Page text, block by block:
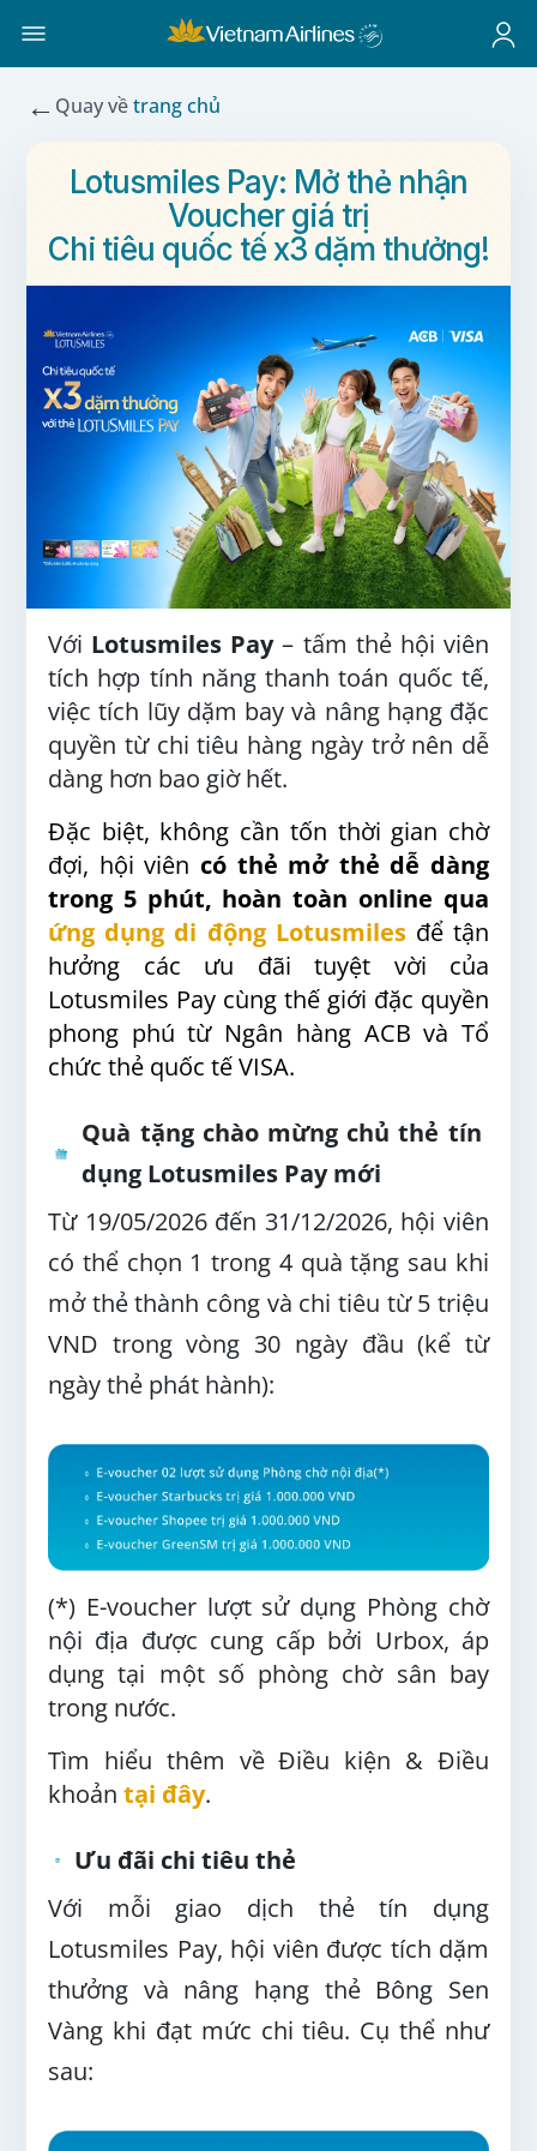
← Quay vềtrang chủ
Lotusmiles Pay: Mở thẻ nhận
Voucher giá trị
Chi tiêu quốc tế x3 dặm thưởng!
Với Lotusmiles Pay– tấm thẻ hội viên
tích hợp tính năng thanh toán quốc tế,
việc tích lũy dặm bay và nâng hạng đặc
quyền từ chi tiêu hàng ngày trở nên dễ
dàng hơn bao giờ hết.
Đặc biệt, không cần tốn thời gian chờ
đợi, hội viên có thẻ mở thẻ dễ dàng
trong 5 phút, hoàn toàn online qua
ứng dụng di động Lotusmiles để tận
hưởng các ưu đãi tuyệt vời của
Lotusmiles Pay cùng thế giới đặc quyền
phong phú từ Ngân hàng ACB và Tổ
chức thẻ quốc tế VISA.
Quà tặng chào mừng chủ thẻ tín
dụng Lotusmiles Pay mới
Từ 19/05/2026 đến 31/12/2026, hội viên
có thể chọn 1 trong 4 quà tặng sau khi
mở thẻ thành công và chi tiêu từ 5 triệu
VND trong vòng 30 ngày đầu (kể từ
ngày thẻ phát hành):
(*) E-voucher lượt sử dụng Phòng chờ
nội địa được cung cấp bởi Urbox, áp
dụng tại một số phòng chờ sân bay
trong nước.
Tìm hiểu thêm về Điều kiện & Điều
khoản tại đây.
Ưu đãi chi tiêu thẻ
Với mỗi giao dịch thẻ tín dụng
Lotusmiles Pay, hội viên được tích dặm
thưởng và nâng hạng thẻ Bông Sen
Vàng khi đạt mức chi tiêu. Cụ thể như
sau: